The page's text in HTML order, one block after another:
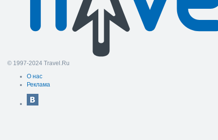
© 1997-2024 Travel.Ru
О нас
Реклама